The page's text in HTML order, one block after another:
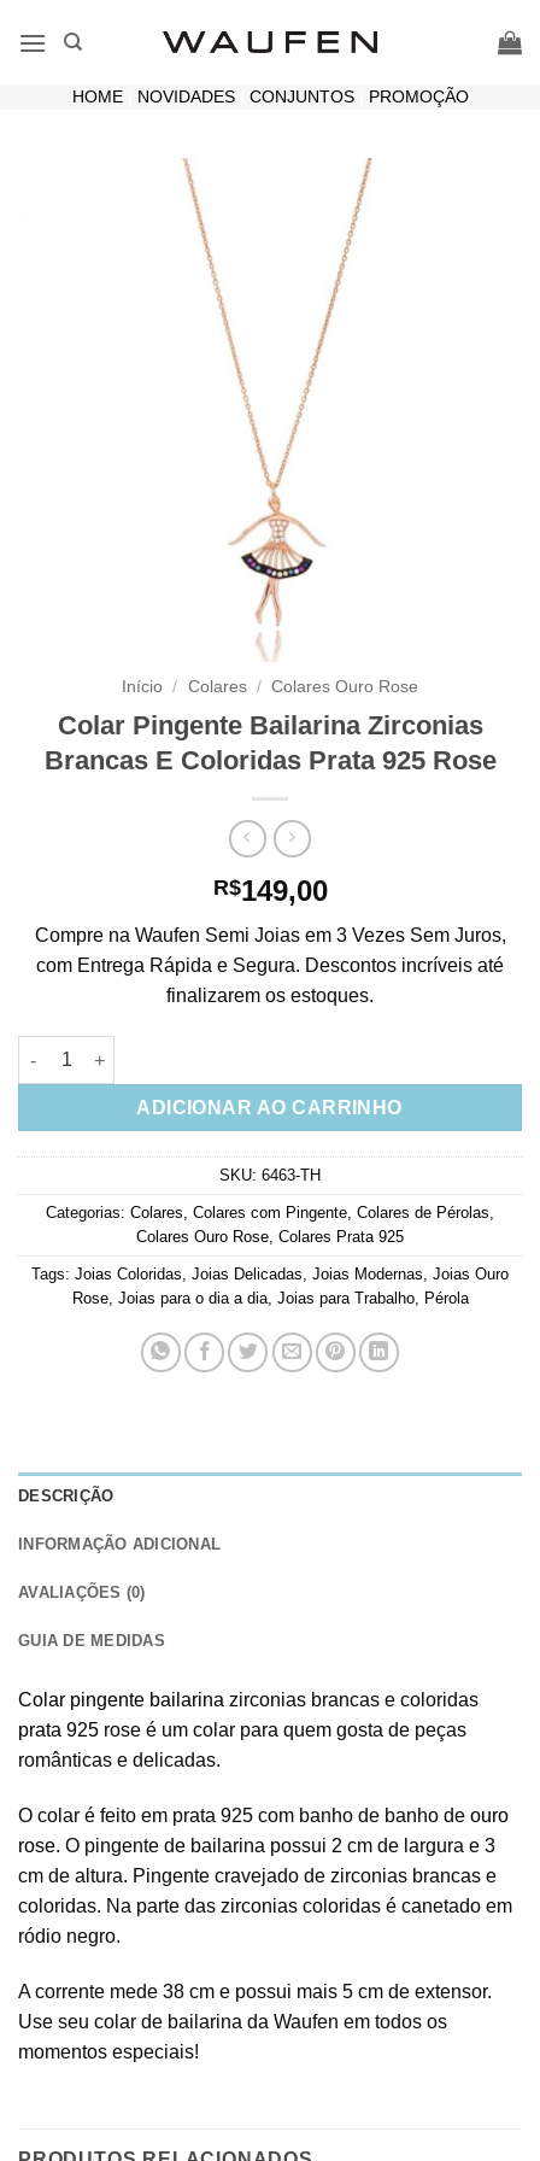
HOME| NOVIDADES| CONJUNTOS| PROMOÇÃO
Início / Colares / Colares Ouro Rose
Colar Pingente Bailarina Zirconias
Brancas E Coloridas Prata 925 Rose
R$149,00
Compre na Waufen Semi Joias em 3 Vezes Sem Juros,
com Entrega Rápida e Segura. Descontos incríveis até
finalizarem os estoques.
Colar Pingente Bailarina Zirconias Brancas E Coloridas Prata
ADICIONAR AO CARRINHO
SKU: 6463-TH
Categorias: Colares, Colares com Pingente, Colares de Pérolas,
Colares Ouro Rose, Colares Prata 925
Tags: Joias Coloridas, Joias Delicadas, Joias Modernas, Joias Ouro
Rose, Joias para o dia a dia, Joias para Trabalho, Pérola
DESCRIÇÃO
INFORMAÇÃO ADICIONAL
AVALIAÇÕES (0)
GUIA DE MEDIDAS
Colar pingente bailarina zirconias brancas e coloridas
prata 925 rose é um colar para quem gosta de peças
românticas e delicadas.
O colar é feito em prata 925 com banho de banho de ouro
rose. O pingente de bailarina possui 2 cm de largura e 3
cm de altura. Pingente cravejado de zirconias brancas e
coloridas. Na parte das zirconias coloridas é canetado em
ródio negro.
A corrente mede 38 cm e possui mais 5 cm de extensor.
Use seu colar de bailarina da Waufen em todos os
momentos especiais!